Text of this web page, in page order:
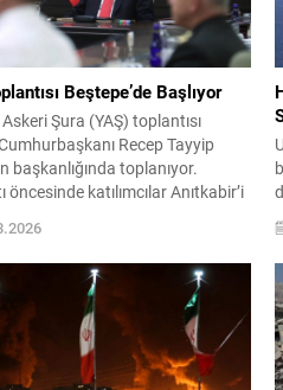
Beştepe’de Başlıyor
Şura (YAŞ) toplantısı
Recep Tayyip
başkanlığında toplanıyor.
öncesinde katılımcılar Anıtkabir’i
resmi programı
Gündemde terfi, atama,
ve görev sürelerinin
ilişkin dosyalar bulunuyor.
deniz ve hava kuvvetlerindeki
ve kadrosuzluk ya da
nedeniyle emekliye ayrılacak